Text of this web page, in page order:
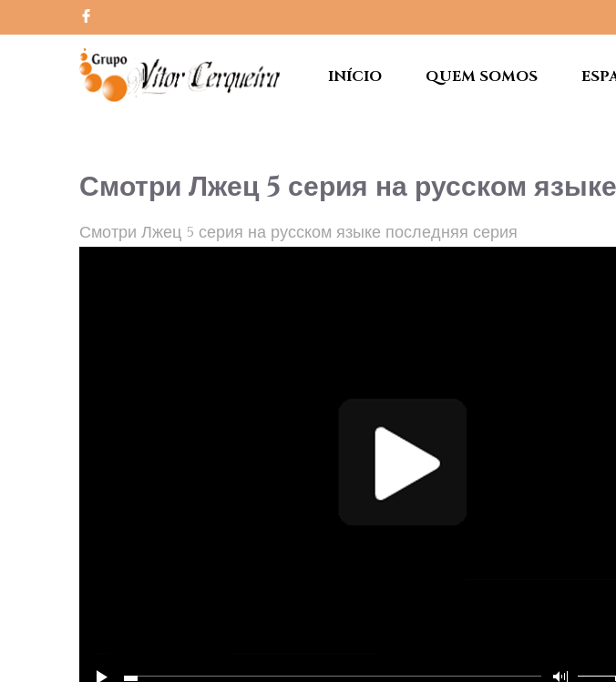
INÍCIO QUEM SOMOS
Смотри Лжец 5 серия на русском
Смотри Лжец 5 серия на русском языке последняя серия